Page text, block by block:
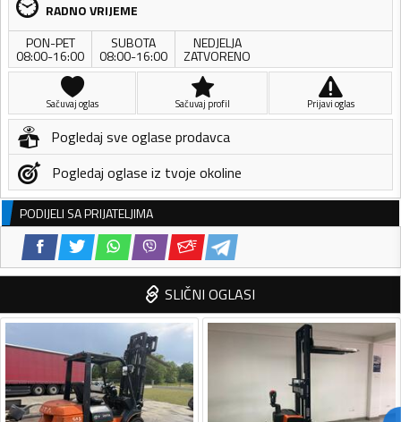
RADNO VRIJEME
PON-PET
08:00-16:00
SUBOTA
08:00-16:00
NEDJELJA
ZATVORENO
Sačuvaj oglas Sačuvaj profil Prijavi oglas
Pogledaj sve oglase prodavca
Pogledaj oglase iz tvoje okoline
PODIJELI SA PRIJATELJIMA
SLIČNI OGLASI